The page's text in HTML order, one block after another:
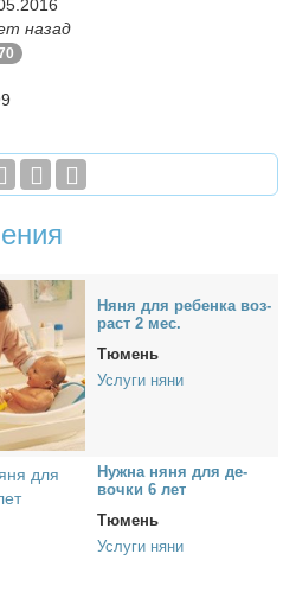
назад
Ня­ня для ре­бен­ка воз­
раст 2 мес.
Тюмень
Услуги няни
Нуж­на ня­ня для де­
воч­ки 6 лет
Тюмень
Услуги няни